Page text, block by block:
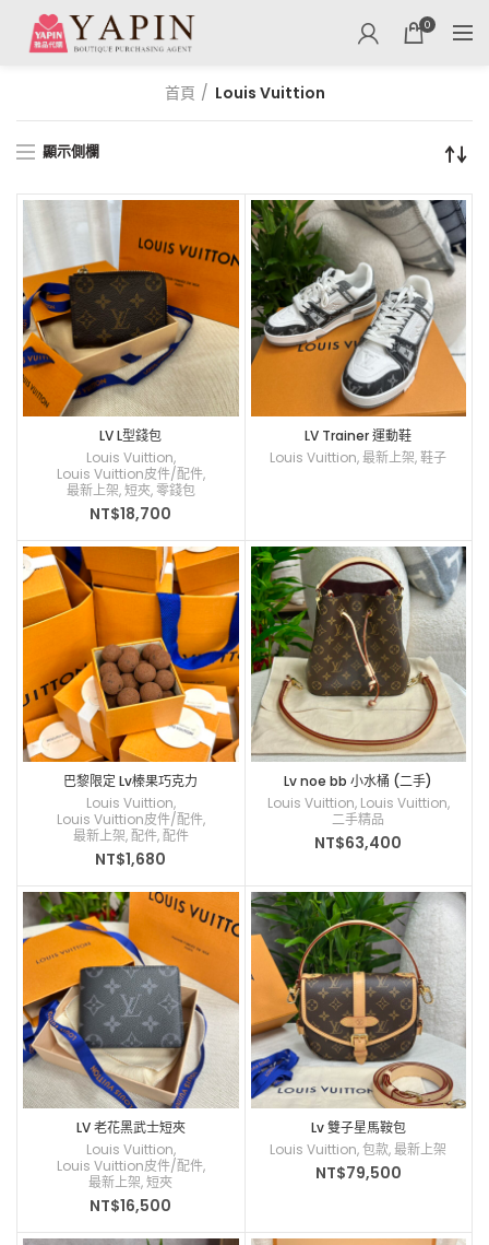
0
首頁 Louis Vuittion
顯示側欄
LV L型錢包
Louis Vuittion,
Louis Vuittion皮件/配件,
最新上架,短夾, 零錢包
NT$18,700
LV Trainer 運動鞋
Louis Vuittion,最新上架,鞋子
巴黎限定 Lv榛果巧克力
Louis Vuittion,
Louis Vuittion皮件/配件,
最新上架,配件,配件
NT$1,680
Lv noe bb 小水桶 (二手)
Louis Vuittion, Louis Vuittion,
二手精品
NT$63,400
LV 老花黑武士短夾
Louis Vuittion,
Louis Vuittion皮件/配件,
最新上架,短夾
NT$16,500
Lv 雙子星馬鞍包
Louis Vuittion,包款,最新上架
NT$79,500